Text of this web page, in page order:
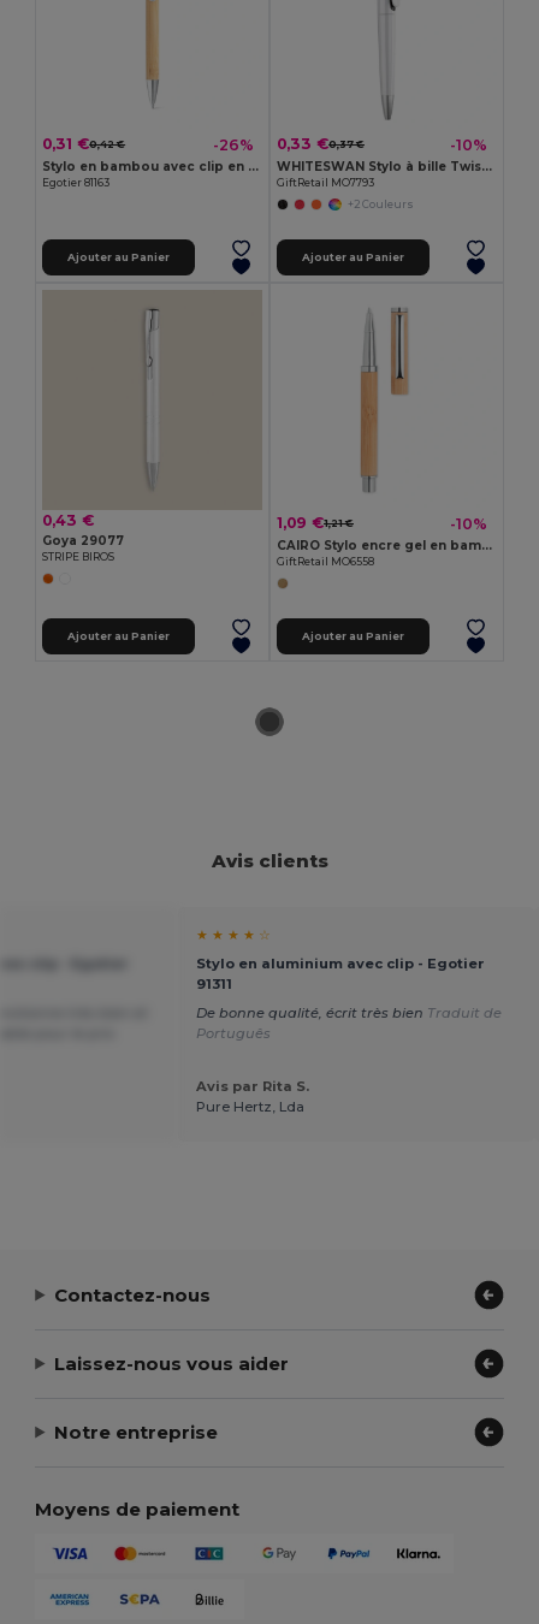
0,31 €0,42 € -26%
Stylo en bambou avec clip en métal
Egotier 81163
Ajouter au Panier
0,33 €0,37 € -10%
WHITESWAN Stylo à bille Twist en ABS
GiftRetail MO7793
+2 Couleurs
Ajouter au Panier
0,43 €
Goya 29077
STRIPE BIROS
Ajouter au Panier
1,09 €1,21 € -10%
CAIRO Stylo encre gel en bambou
GiftRetail MO6558
Ajouter au Panier
Avis clients
★ ★ ★ ★ ☆
Stylo en aluminium avec clip - Egotier
91311
De bonne qualité, écrit très bien Traduit de
Português
Avis par Rita S.
Pure Hertz, Lda
Contactez-nous
Laissez-nous vous aider
Notre entreprise
Moyens de paiement